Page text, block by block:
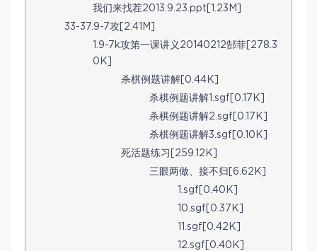
我们来找茬2013.9.23.ppt[1.23M]
33-37.9-7攻[2.41M]
1.9-7k攻第一课讲义20140212郜菲[278.3
0K]
杀棋例题讲解[0.44K]
杀棋例题讲解1.sgf[0.17K]
杀棋例题讲解2.sgf[0.17K]
杀棋例题讲解3.sgf[0.10K]
死活题练习[259.12K]
三眼两做、接不归[6.62K]
1.sgf[0.40K]
10.sgf[0.37K]
11.sgf[0.42K]
12.sgf[0.40K]